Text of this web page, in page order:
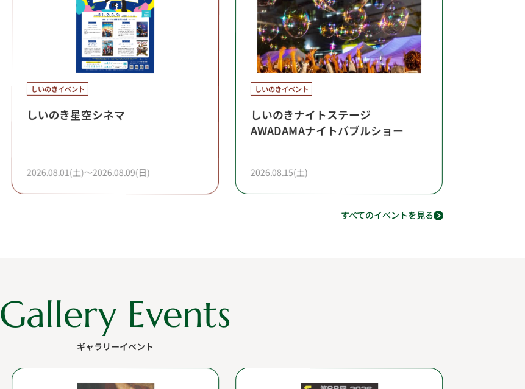
しいのきイベント
しいのき星空シネマ
2026.08.01(土)～2026.08.09(日)
しいのきイベント
しいのきナイトステージ
AWADAMAナイトバブルショー
2026.08.15(土)
すべてのイベントを見る
Gallery Events
ギャラリーイベント